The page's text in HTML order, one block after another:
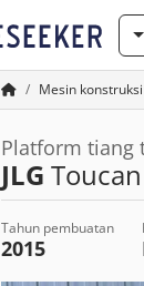
Mesin konstruksi
Platform tiang
JLG
Tahun pembuatan
2015